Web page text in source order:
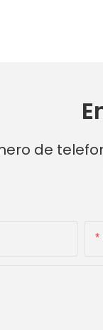
de